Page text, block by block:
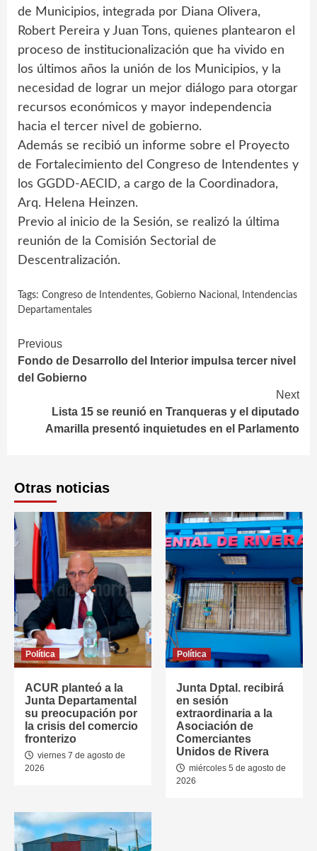
de Municipios, integrada por Diana Olivera,
Robert Pereira y Juan Tons, quienes plantearon el
proceso de institucionalización que ha vivido en
los últimos años la unión de los Municipios, y la
necesidad de lograr un mejor diálogo para otorgar
recursos económicos y mayor independencia
hacia el tercer nivel de gobierno.
Además se recibió un informe sobre el Proyecto
de Fortalecimiento del Congreso de Intendentes y
los GGDD-AECID, a cargo de la Coordinadora,
Arq. Helena Heinzen.
Previo al inicio de la Sesión, se realizó la última
reunión de la Comisión Sectorial de
Descentralización.
Tags: Congreso de Intendentes, Gobierno Nacional ,
Intendencias
Departamentales
Continue
Reading
Previous
Fondo de Desarrollo del Interior impulsa tercer nivel
del Gobierno
Next
Lista 15 se reunió en Tranqueras y el diputado
Amarilla presentó inquietudes en el Parlamento
Otras noticias
Política
ACUR planteó a la
Junta Departamental
su preocupación por
la crisis del comercio
fronterizo
viernes 7 de agosto de
2026
Política
Junta Dptal. recibirá
en sesión
extraordinaria a la
Asociación de
Comerciantes
Unidos de Rivera
miércoles 5 de agosto de
2026